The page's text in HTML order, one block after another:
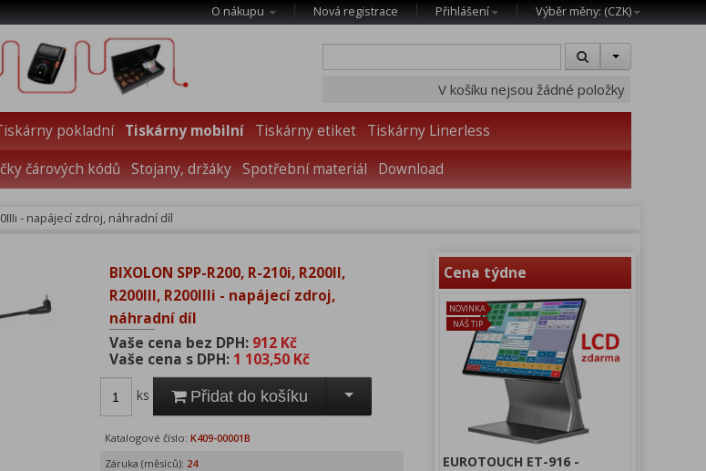
O nákupu Nová registrace Přihlášení Výběr měny: (CZK)
V košíku nejsou žádné položky
pokladní Tiskárny mobilní Tiskárny etiket
Tiskárny Linerless
čárových kódů Stojany, držáky Spotřební materiál Download
- napájecí zdroj, náhradní díl
BIXOLON SPP-R200, R-210i, R200II,
R200III, R200IIIi - napájecí zdroj,
náhradní díl
Vaše cena bez DPH: 912 Kč
Vaše cena s DPH: 1 103,50 Kč
ks Přidat do košíku
Katalogové číslo: K409-00001B
Záruka (měsíců): 24
Cena týdne
NOVINKA
NÁŠ TIP
EUROTOUCH ET-916 -